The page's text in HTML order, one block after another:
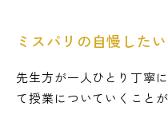
ミスパリの自慢した
先生方が一人ひとり丁寧
て授業についていくこと